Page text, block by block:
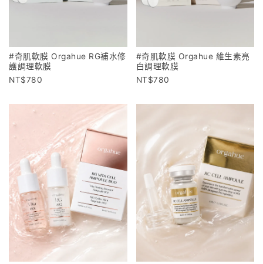
#奇肌軟膜 Orgahue RG補水修
護調理軟膜
780
#奇肌軟膜 Orgahue 維生素亮
白調理軟膜
780